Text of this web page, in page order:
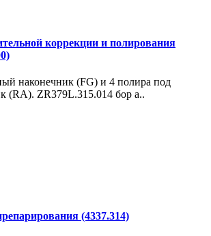
коррекции и полирования
наконечник (FG) и 4 полира под
(RA). ZR379L.315.014 бор а..
(4337.314)